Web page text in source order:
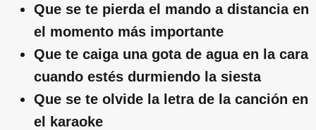
Que se te pierda el mando a distancia en
el momento más importante
Que te caiga una gota de agua en la cara
cuando estés durmiendo la siesta
Que se te olvide la letra de la canción en
el karaoke